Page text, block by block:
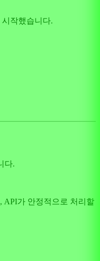
작했습니다.
다.
API가 안정적으로 처리할